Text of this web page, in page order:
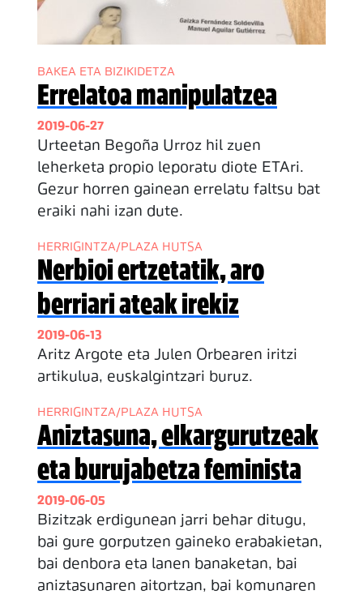
BAKEA ETA BIZIKIDETZA
Errelatoa manipulatzea
2019-06-27
Urteetan Begoña Urroz hil zuen
leherketa propio leporatu diote ETAri.
Gezur horren gainean errelatu faltsu bat
eraiki nahi izan dute.
HERRIGINTZA/PLAZA HUTSA
Nerbioi ertzetatik, aro
berriari ateak irekiz
2019-06-13
Aritz Argote eta Julen Orbearen iritzi
artikulua, euskalgintzari buruz.
HERRIGINTZA/PLAZA HUTSA
Aniztasuna, elkargurutzeak
eta burujabetza feminista
2019-06-05
Bizitzak erdigunean jarri behar ditugu,
bai gure gorputzen gaineko erabakietan,
bai denbora eta lanen banaketan, bai
aniztasunaren aitortzan, bai komunaren